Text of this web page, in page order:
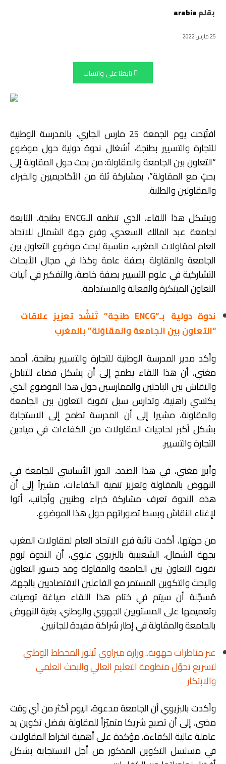
بقلمarabia
25 مارس 2022
تابعنا على واتساب
افتُتِحت يوم الجمعة 25 مارس الجاري، بالمدرسة الوطنية
للتجارة والتسيير بطنجة، أشغال ندوة دولية حول موضوع
“التعاون بين الجامعة والمقاولة: من بحث حول المقاولة إلى
بحثٍ مع المقاولة”، بمشاركة ثلة من الأكاديميين والخبراء
والمقاولين والطلبة.
ويشكل هذا اللقاء، الذي تنظمه الـENCG بطنجة، التابعة
لجامعة عبد المالك السعدي، وفرع جهة الشمال للاتحاد
العام لمقاولات المغرب، مناسبة لبحث موضوع التعاون بين
الجامعة والمقاولة بصفة عامة وكذا في مجال الأبحاث
التشاركية في علوم التسيير بصفة خاصة، والتفكير في آليات
التعاون المبتكرة والفعالة والمستدامة.
ندوة دولية بـ”ENCG طنجة” تَنشُد تعزيز علاقات
“التعاون بين الجامعة والمقاوَلة” بالمغرب
وأكد مدير المدرسة الوطنية للتجارة والتسيير بطنجة، أحمد
مغني، أن هذا اللقاء يطمح إلى أن يشكل فضاء للتبادل
والنقاش بين الباحثين والممارسين حول هذا الموضوع الذي
يكتسي راهنية، وتدارس سبل تقوية التعاون بين الجامعة
والمقاولة، مشيرا إلى أن المدرسة تطمح إلى الاستجابة
بشكل أكبر لحاجيات المقاولات من الكفاءات في ميادين
التجارة والتسيير.
وأبرز مغني، في هذا الصدد، الدور الأساسي للجامعة في
النهوض بالمقاولة وتعزيز تنمية الكفاءات، مشيراً إلى أن
هذه الندوة تعرف مشاركة خبراء وطنيين وأجانب، أتوا
لإغناء النقاش وبسط تصوراتهم حول هذا الموضوع.
من جهتها، أكدت نائبة فرع الاتحاد العام لمقاولات المغرب
بجهة الشمال، الشعيبية بالبزيوي علوي، أن الندوة تروم
تقوية التعاون بين الجامعة والمقاولة ومد جسور التعاون
والبحث والتكوين المستمر مع الفاعلين الاقتصاديين بالجهة،
مُسجّلة أن سيتم في ختام هذا اللقاء صياغة توصيات
وتعميمها على المستويين الجهوي والوطني، بغية النهوض
بالجامعة والمقاولة في إطار شراكة مفيدة للجانبين.
عبر مناظرات جهوية.. وزارة ميراوي تُبَلور المخطط الوطني
لتسريع تحوّل منظومة التعليم العالي والبحث العلمي
والابتكار
وأكدت بالبزيوي أن الجامعة مدعوة، اليوم أكثر من أي وقت
مضى، إلى أن تصبح شريكا متميّزاً للمقاولة بفضل تكوين يد
عاملة عالية الكفاءة، مؤكدة على أهمية انخراط المقاولات
في مسلسل التكوين المذكور من أجل الاستجابة بشكل